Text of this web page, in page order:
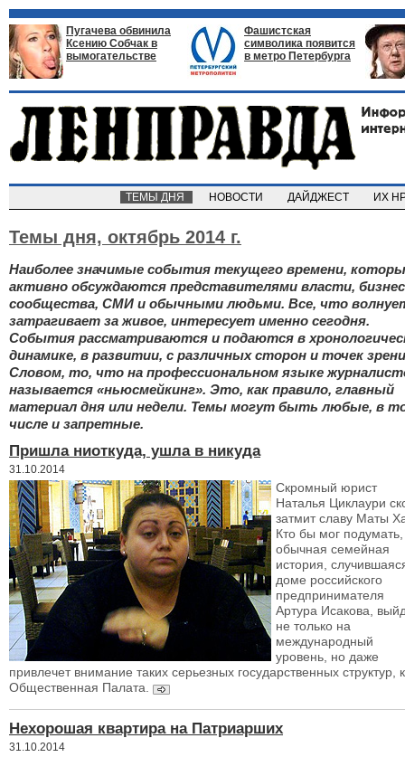
Пугачева обвинила
Ксению Собчак в
вымогательстве
Фашистская
символика появится
в метро Петербурга
ТЕМЫ ДНЯ НОВОСТИ ДАЙДЖЕСТ ИХ
Темы дня, октябрь 2014 г.
Наиболее значимые события текущего времени,
активно обсуждаются представителями власти,
сообщества, СМИ и обычными людьми. Все, что
затрагивает за живое, интересует именно сегодня.
События рассматриваются и подаются в
динамике, в развитии, с различных сторон и точек
Словом, то, что на профессиональном языке
называется «ньюсмейкинг». Это, как правило, главный
материал дня или недели. Темы могут быть любые, в
числе и запретные.
Пришла ниоткуда, ушла в никуда
31.10.2014
Скромный юрист
Наталья Циклаури
затмит славу Маты
Кто бы мог подумать,
обычная семейная
история,
доме российского
предпринимателя
Артура Исакова,
не только на
международный
уровень, но даже
привлечет внимание таких серьезных государственных структур,
Общественная Палата.
Нехорошая квартира на Патриарших
31.10.2014